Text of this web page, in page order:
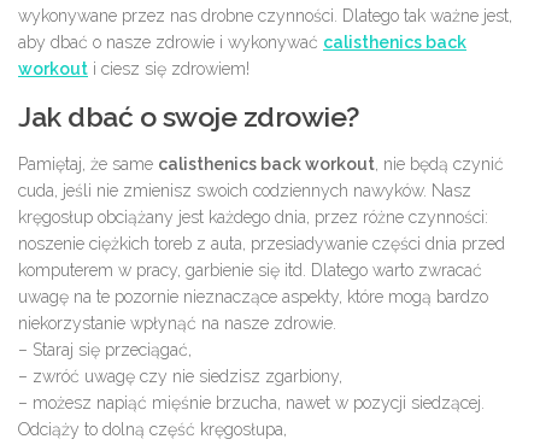
wykonywane przez nas drobne czynności. Dlatego tak ważne jest,
aby dbać o nasze zdrowie i wykonywać calisthenics back
workout i ciesz się zdrowiem!
Jak dbać o swoje zdrowie?
Pamiętaj, że same calisthenics back workout, nie będą czynić
cuda, jeśli nie zmienisz swoich codziennych nawyków. Nasz
kręgosłup obciążany jest każdego dnia, przez różne czynności:
noszenie ciężkich toreb z auta, przesiadywanie części dnia przed
komputerem w pracy, garbienie się itd. Dlatego warto zwracać
uwagę na te pozornie nieznaczące aspekty, które mogą bardzo
niekorzystanie wpłynąć na nasze zdrowie.
– Staraj się przeciągać,
– zwróć uwagę czy nie siedzisz zgarbiony,
– możesz napiąć mięśnie brzucha, nawet w pozycji siedzącej.
Odciąży to dolną część kręgosłupa,